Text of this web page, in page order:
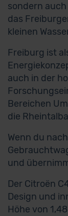
sondern
das
kleinen
Freiburg ist
auch in der
Bereichen
die
Wenn du
und
Der Citroën
Design und
Höhe von